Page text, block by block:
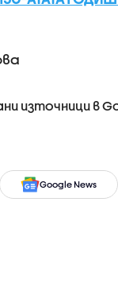
източници в
Google News